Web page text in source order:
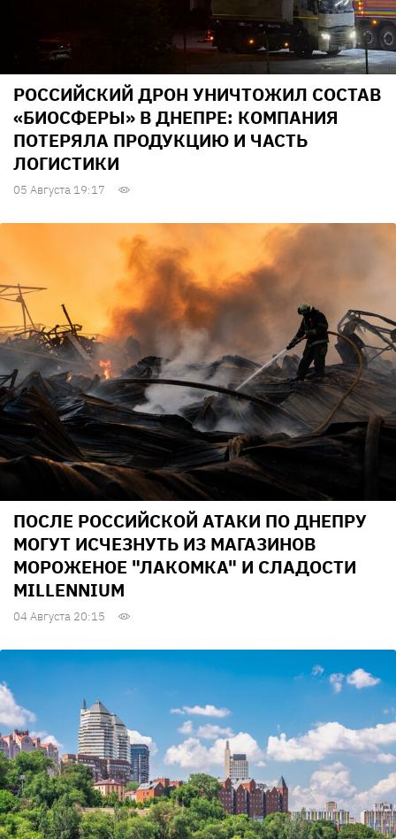
РОССИЙСКИЙ ДРОН УНИЧТОЖИЛ СОСТАВ
«БИОСФЕРЫ» В ДНЕПРЕ: КОМПАНИЯ
ПОТЕРЯЛА ПРОДУКЦИЮ И ЧАСТЬ
ЛОГИСТИКИ
05 Августа 19:17
ПОСЛЕ РОССИЙСКОЙ АТАКИ ПО ДНЕПРУ
МОГУТ ИСЧЕЗНУТЬ ИЗ МАГАЗИНОВ
МОРОЖЕНОЕ "ЛАКОМКА" И СЛАДОСТИ
MILLENNIUM
04 Августа 20:15